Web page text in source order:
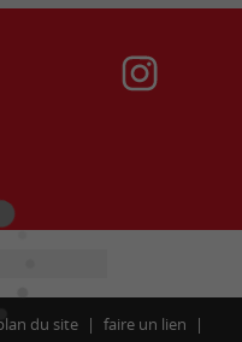
du site faire un lien